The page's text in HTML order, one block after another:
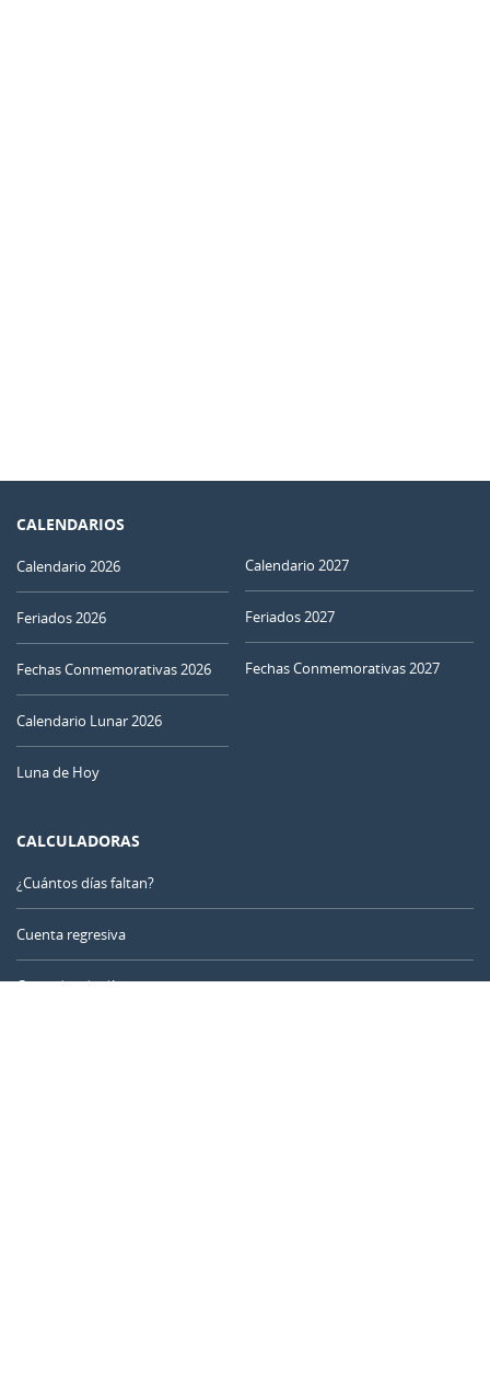
CALENDARIOS
Calendario 2026
Feriados 2026
Fechas Conmemorativas 2026
Calendario Lunar 2026
Luna de Hoy
Calendario 2027
Feriados 2027
Fechas Conmemorativas 2027
CALCULADORAS
¿Cuántos días faltan?
Cuenta regresiva
Contador de días